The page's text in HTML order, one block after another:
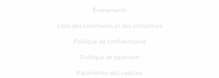
Événements
Liste des communes et des utilisateurs
Politique de confidentialité
Politique de paiement
Paramètres des cookies